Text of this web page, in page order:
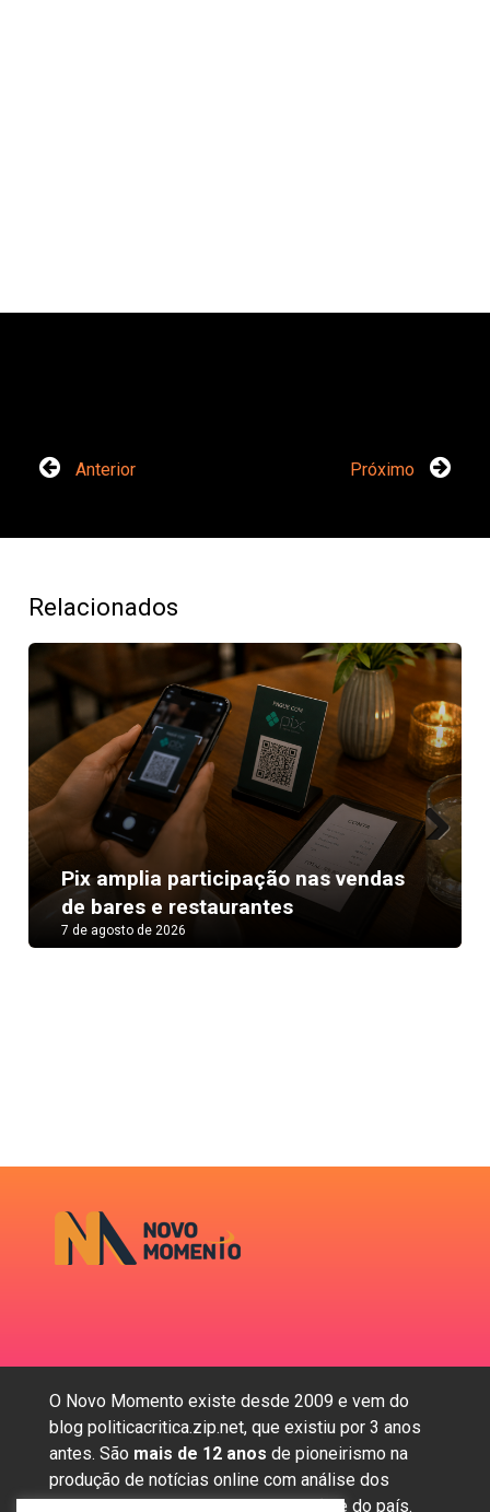
Anterior Próximo
Relacionados
Pix amplia participação nas vendas
de bares e restaurantes
7 de agosto de 2026
Next
O Novo Momento existe desde 2009 e vem do
blog politicacritica.zip.net, que existiu por 3 anos
antes. São mais de 12 anos de pioneirismo na
produção de notícias online com análise dos
assuntos mais importantes da região e do país.